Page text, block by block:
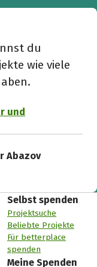
du
wie viele
und
Abazov
Selbst spenden
Projektsuche
Beliebte Projekte
Für betterplace
spenden
Meine Spenden